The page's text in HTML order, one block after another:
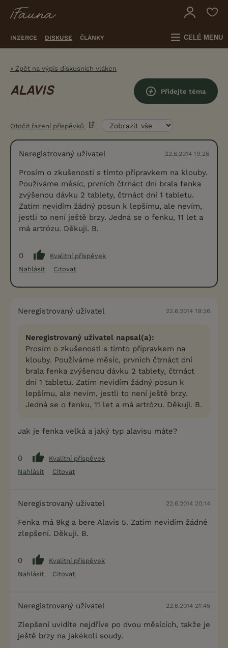
INZERCE DISKUSE ČLÁNKY CELÉ MENU
« Zpět na výpis diskusních vláken
ALAVIS Přidejte téma
Otočit řazení příspěvků
Neregistrovaný uživatel 22.6.2014 19:26
Prosím o zkušenosti s tímto přípravkem na klouby.
Používáme měsíc, prvních čtrnáct dní brala fenka
zvýšenou dávku 2 tablety, čtrnáct dní 1 tabletu.
Zatím nevidím žádný posun k lepšímu, ale nevím,
jestli to není ještě brzy. Jedná se o fenku, 11 let a
má artrózu. Děkuji. B.
0
Kvalitní příspěvek
Nahlásit
Citovat
Neregistrovaný uživatel 22.6.2014 19:36
Neregistrovaný uživatel napsal(a):
Prosím o zkušenosti s tímto přípravkem na
klouby. Používáme měsíc, prvních čtrnáct dní
brala fenka zvýšenou dávku 2 tablety, čtrnáct
dní 1 tabletu. Zatím nevidím žádný posun k
lepšímu, ale nevím, jestli to není ještě brzy.
Jedná se o fenku, 11 let a má artrózu. Děkuji. B.
Jak je fenka velká a jaký typ alavisu máte?
0
Kvalitní příspěvek
Nahlásit
Citovat
Neregistrovaný uživatel 22.6.2014 20:14
Fenka má 9kg a bere Alavis 5. Zatím nevidím žádné
zlepšení. Děkuji. B.
0
Kvalitní příspěvek
Nahlásit
Citovat
Neregistrovaný uživatel 22.6.2014 21:45
Zlepšení uvidíte nejdříve po dvou měsících, takže je
ještě brzy na jakékoli soudy.